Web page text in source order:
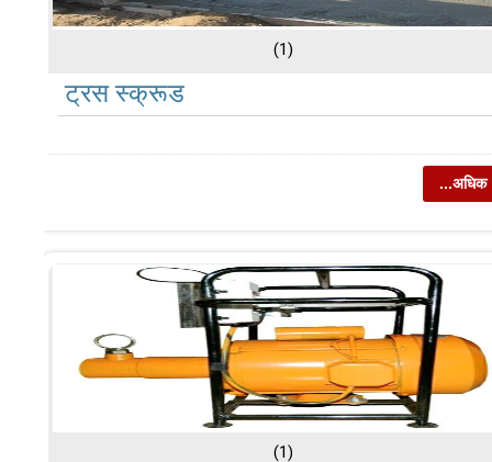
(1)
ट्रस स्क्रूड
...अधिक
(1)